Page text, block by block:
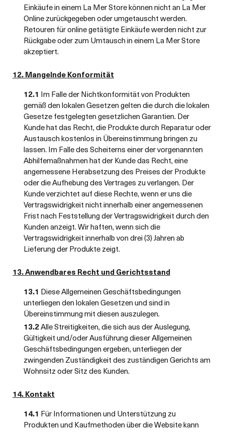
Einkäufe in einem La Mer Store können nicht an La Mer
Online zurückgegeben oder umgetauscht werden.
Retouren für online getätigte Einkäufe werden nicht zur
Rückgabe oder zum Umtausch in einem La Mer Store
akzeptiert.
12. Mangelnde Konformität
12.1 Im Falle der Nichtkonformität von Produkten
gemäß den lokalen Gesetzen gelten die durch die lokalen
Gesetze festgelegten gesetzlichen Garantien. Der
Kunde hat das Recht, die Produkte durch Reparatur oder
Austausch kostenlos in Übereinstimmung bringen zu
lassen. Im Falle des Scheiterns einer der vorgenannten
Abhilfemaßnahmen hat der Kunde das Recht, eine
angemessene Herabsetzung des Preises der Produkte
oder die Aufhebung des Vertrages zu verlangen. Der
Kunde verzichtet auf diese Rechte, wenn er uns die
Vertragswidrigkeit nicht innerhalb einer angemessenen
Frist nach Feststellung der Vertragswidrigkeit durch den
Kunden anzeigt. Wir haften, wenn sich die
Vertragswidrigkeit innerhalb von drei (3) Jahren ab
Lieferung der Produkte zeigt.
13. Anwendbares Recht und Gerichtsstand
13.1 Diese Allgemeinen Geschäftsbedingungen
unterliegen den lokalen Gesetzen und sind in
Übereinstimmung mit diesen auszulegen.
13.2Alle Streitigkeiten, die sich aus der Auslegung,
Gültigkeit und/oder Ausführung dieser Allgemeinen
Geschäftsbedingungen ergeben, unterliegen der
zwingenden Zuständigkeit des zuständigen Gerichts am
Wohnsitz oder Sitz des Kunden.
14. Kontakt
14.1 Für Informationen und Unterstützung zu
Produkten und Kaufmethoden über die Website kann